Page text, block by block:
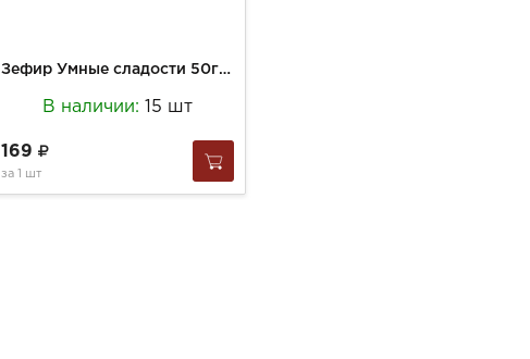
Зефир Умные сладости 50г Ванильный со стевией б/глютена
В наличии: 15 шт
169
за 1 шт